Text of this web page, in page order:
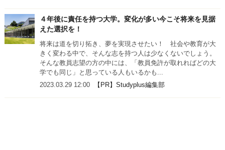
４年後に責任を持つ大学。変化が多い今こそ将来を見据
えた選択を！
将来は道を切り拓き、夢を実現させたい！ 社会や教育が大
きく変わる中で、そんな志を持つ人は少なくないでしょう。
そんな教員志望の方の中には、「教員免許が取れればどの大
学でも同じ」と思っている人もいるかも...
2023.03.29 12:00
【PR】Studyplus編集部